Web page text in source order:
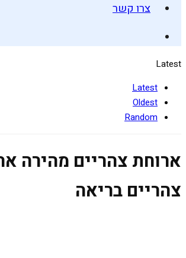
צרו קשר
Latest
Latest
Oldest
Random
ארוחת צהריים מהירה
צהריים בריאה